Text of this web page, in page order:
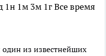
1н 1м 3м 1гВсе время
из известнейших